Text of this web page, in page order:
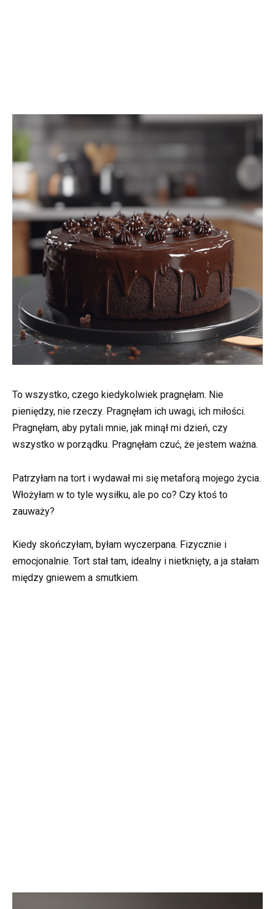
To wszystko, czego kiedykolwiek pragnęłam. Nie
pieniędzy, nie rzeczy. Pragnęłam ich uwagi, ich miłości.
Pragnęłam, aby pytali mnie, jak minął mi dzień, czy
wszystko w porządku. Pragnęłam czuć, że jestem ważna.
Patrzyłam na tort i wydawał mi się metaforą mojego życia.
Włożyłam w to tyle wysiłku, ale po co? Czy ktoś to
zauważy?
Kiedy skończyłam, byłam wyczerpana. Fizycznie i
emocjonalnie. Tort stał tam, idealny i nietknięty, a ja stałam
między gniewem a smutkiem.